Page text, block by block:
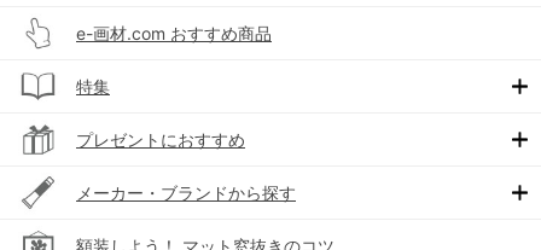
e-画材.com おすすめ商品
特集
プレゼントにおすすめ
メーカー・ブランドから探す
額装しよう！ マット窓抜きのコツ